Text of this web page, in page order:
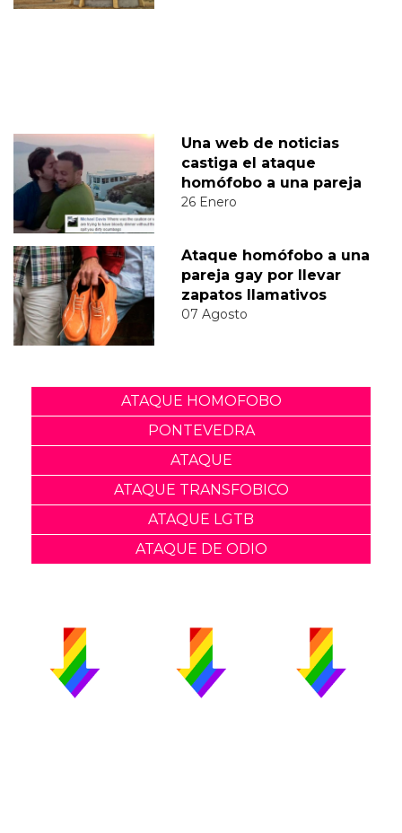
Una web de noticias
castiga el ataque
homófobo a una pareja
26 Enero
Ataque homófobo a una
pareja gay por llevar
zapatos llamativos
07 Agosto
ATAQUE HOMOFOBO
PONTEVEDRA
ATAQUE
ATAQUE TRANSFOBICO
ATAQUE LGTB
ATAQUE DE ODIO